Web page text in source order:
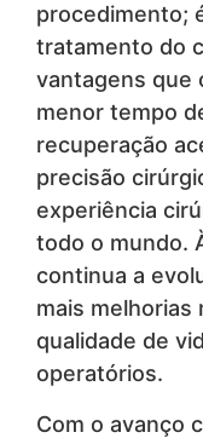
procedimento;
tratamento do
vantagens que
menor tempo
recuperação
precisão
experiência
todo o mundo.
continua a
mais melhorias
qualidade de
operatórios.
Com o avanço